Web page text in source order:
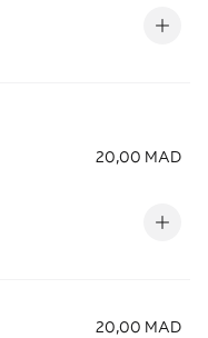
20,00 MAD
20,00 MAD